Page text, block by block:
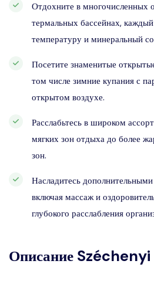
Отдохните в многочисленных
термальных бассейнах,
температуру и минеральный
Посетите знаменитые
том числе зимние купания с
открытом воздухе.
Расслабьтесь в широком
мягких зон отдыха до более
зон.
Насладитесь
включая массаж и
глубокого расслабления
Описание